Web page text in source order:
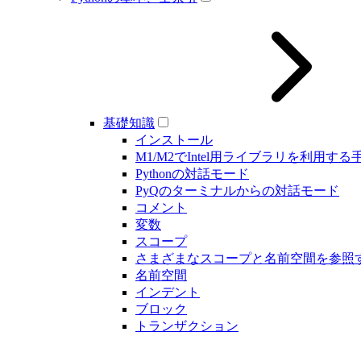
基礎知識
インストール
M1/M2でIntel用ライブラリを利用する
Pythonの対話モード
PyQのターミナルからの対話モード
コメント
変数
スコープ
さまざまなスコープと名前空間を参照
名前空間
インデント
ブロック
トランザクション